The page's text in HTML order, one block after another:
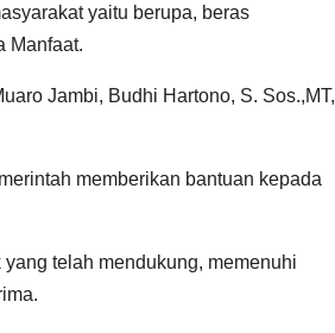
yaitu berupa, beras
Manfaat.
Jambi, Budhi Hartono, S. Sos.,MT,
memberikan bantuan kepada
telah mendukung, memenuhi